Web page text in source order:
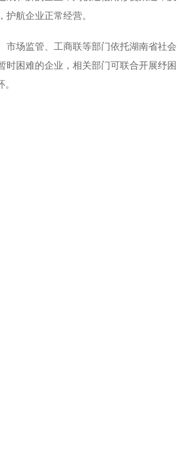
航企业正常经营。
市场监管、工商联等部门依托湖南省社会
困难的企业，相关部门可联合开展纾困